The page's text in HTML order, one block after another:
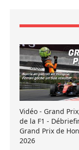
Vidéo - Grand
de la F1 -
Grand Prix de
2026